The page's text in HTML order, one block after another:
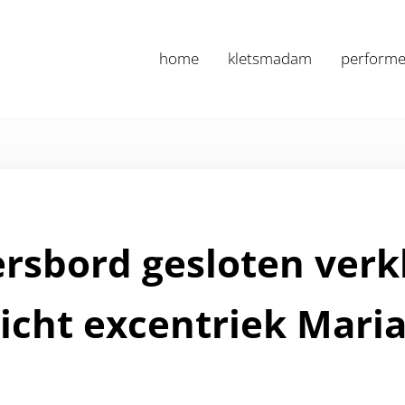
home kletsmadam
gesloten
excentriek